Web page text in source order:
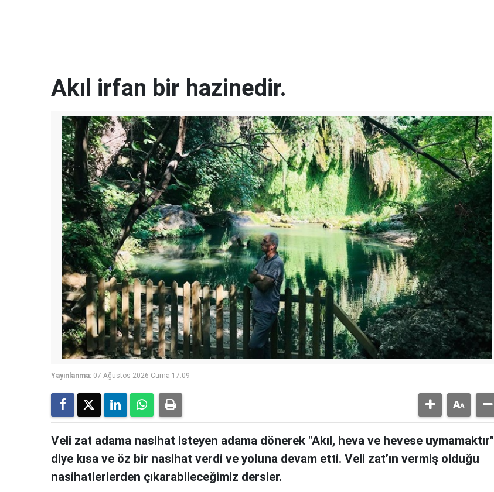
Akıl irfan bir hazinedir.
Yayınlanma: 07 Ağustos 2026 Cuma 17:09
Veli zat adama nasihat isteyen adama dönerek "Akıl, heva ve hevese uymamaktır"
diye kısa ve öz bir nasihat verdi ve yoluna devam etti. Veli zat’ın vermiş olduğu
nasihatlerlerden çıkarabileceğimiz dersler.